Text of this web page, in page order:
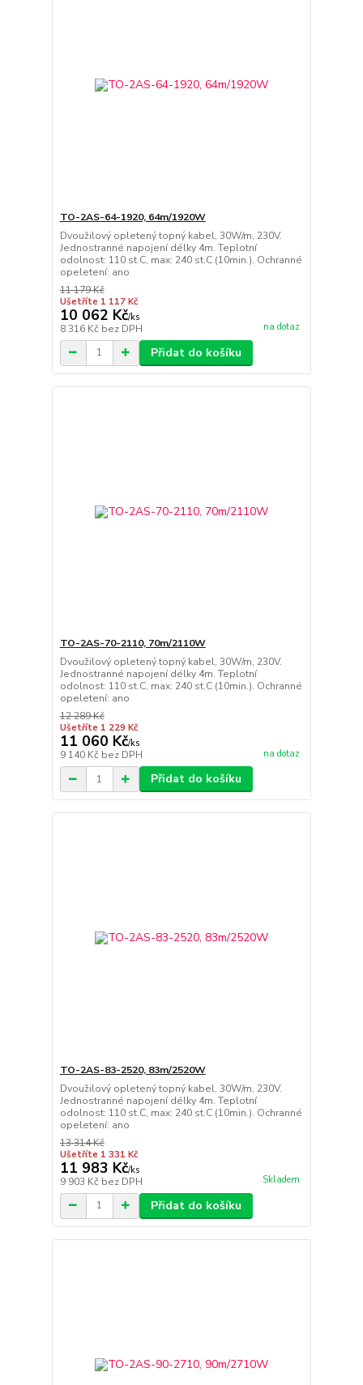
TO-2AS-64-1920, 64m/1920W
Dvoužilový opletený topný kabel, 30W/m, 230V.
Jednostranné napojení délky 4m. Teplotní
odolnost: 110 st.C, max: 240 st.C (10min.). Ochranné
opeletení: ano
11 179 Kč
Ušetříte 1 117 Kč
10 062 Kč/ks
8 316 Kč bez DPH na dotaz
Přidat do košíku
TO-2AS-70-2110, 70m/2110W
Dvoužilový opletený topný kabel, 30W/m, 230V.
Jednostranné napojení délky 4m. Teplotní
odolnost: 110 st.C, max: 240 st.C (10min.). Ochranné
opeletení: ano
12 289 Kč
Ušetříte 1 229 Kč
11 060 Kč/ks
9 140 Kč bez DPH na dotaz
Přidat do košíku
TO-2AS-83-2520, 83m/2520W
Dvoužilový opletený topný kabel, 30W/m, 230V.
Jednostranné napojení délky 4m. Teplotní
odolnost: 110 st.C, max: 240 st.C (10min.). Ochranné
opeletení: ano
13 314 Kč
Ušetříte 1 331 Kč
11 983 Kč/ks
9 903 Kč bez DPH Skladem
Přidat do košíku